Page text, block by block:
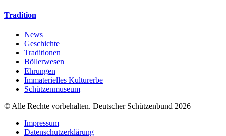
Tradition
News
Geschichte
Traditionen
Böllerwesen
Ehrungen
Immaterielles Kulturerbe
Schützenmuseum
© Alle Rechte vorbehalten. Deutscher Schützenbund 2026
Impressum
Datenschutzerklärung